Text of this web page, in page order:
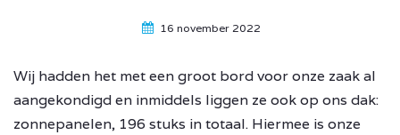
16 november 2022
Wij hadden het met een groot bord voor onze zaak al
aangekondigd en inmiddels liggen ze ook op ons dak:
zonnepanelen, 196 stuks in totaal. Hiermee is onze